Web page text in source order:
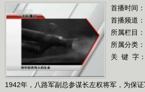
首播时间
首播频道：
所属栏目：
所属分类
关 键 字：
1942年，八路军副总参谋长左权将军，为保